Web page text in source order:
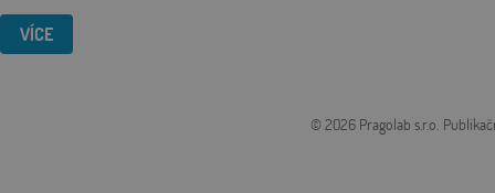
VÍCE
© 2026 Pragolab s.r.o.